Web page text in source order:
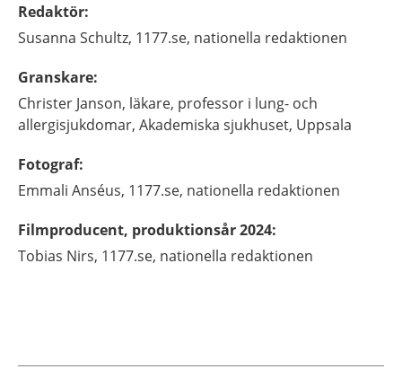
Redaktör:
Susanna Schultz, 1177.se, nationella redaktionen
Granskare:
Christer Janson, läkare, professor i lung- och
allergisjukdomar, Akademiska sjukhuset, Uppsala
Fotograf:
Emmali Anséus, 1177.se, nationella redaktionen
Filmproducent, produktionsår 2024:
Tobias Nirs, 1177.se, nationella redaktionen